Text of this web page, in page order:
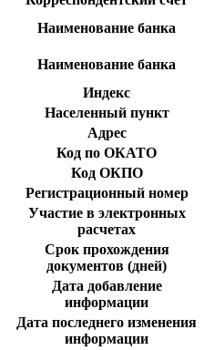
Наименование банка
Наименование банка
Индекс
Населенный пункт
Адрес
Код по ОКАТО
Код ОКПО
Регистрационный номер
Участие в электронных
расчетах
Срок прохождения
документов (дней)
Дата добавление
информации
Дата последнего изменения
информации